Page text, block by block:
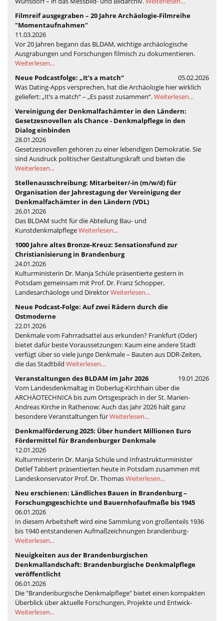
Filmreif ausgegraben – 20 Jahre Archäologie-Filmreihe
"Momentaufnahmen"
11.03.2026
Vor 20 Jahren begann das BLDAM, wichtige archäologische
Ausgrabungen und Forschungen filmisch zu dokumentieren.
Weiterlesen...
Neue Podcastfolge: „It’s a match“
05.02.2026
Was Dating-Apps versprechen, hat die Archäologie hier wirklich
geliefert: „It’s a match“ – „Es passt zusammen“.Weiterlesen...
Vereinigung der Denkmalfachämter in den Ländern:
Gesetzesnovellen als Chance - Denkmalpflege in den
Dialog einbinden
28.01.2026
Gesetzesnovellen gehören zu einer lebendigen Demokratie. Sie
sind Ausdruck politischer Gestaltungskraft und bieten die
Weiterlesen...
Stellenausschreibung: Mitarbeiter/-in (m/w/d) für
Organisation der Jahrestagung der Vereinigung der
Denkmalfachämter in den Ländern (VDL)
26.01.2026
Das BLDAM sucht für die Abteilung Bau- und
KunstdenkmalpflegeWeiterlesen...
1000 Jahre altes Bronze-Kreuz: Sensationsfund zur
Christianisierung in Brandenburg
24.01.2026
Kulturministerin Dr. Manja Schüle präsentierte gestern in
Potsdam gemeinsam mit Prof. Dr. Franz Schopper,
Landesarchäologe und DirektorWeiterlesen...
Neue Podcast-Folge: Auf zwei Rädern durch die
Ostmoderne
22.01.2026
Denkmale vom Fahrradsattel aus erkunden? Frankfurt (Oder)
bietet dafür beste Voraussetzungen: Kaum eine andere Stadt
verfügt über so viele junge Denkmale – Bauten aus DDR-Zeiten,
die das Stadtbild Weiterlesen...
Veranstaltungen des BLDAM im Jahr 2026
19.01.2026
Vom Landesdenkmaltag in Doberlug-Kirchhain über die
ARCHÄOTECHNICA bis zum Ortsgespräch in der St. Marien-
Andreas Kirche in Rathenow: Auch das Jahr 2026 hält ganz
besondere Veranstaltungen fürWeiterlesen...
Denkmalförderung 2025: Über hundert Millionen Euro
Fördermittel für Brandenburger Denkmale
12.01.2026
Kulturministerin Dr. Manja Schüle und Infrastrukturminister
Detlef Tabbert präsentierten heute in Potsdam zusammen mit
Landeskonservator Prof. Dr. ThomasWeiterlesen...
Neu erschienen: Ländliches Bauen in Brandenburg –
Forschungsgeschichte und Bauernhofaufmaße bis 1945
06.01.2026
In diesem Arbeitsheft wird eine Sammlung von großenteils 1936
bis 1940 entstandenen Aufmaßzeichnungen brandenburg-
Weiterlesen...
Neuigkeiten aus der Brandenburgischen
Denkmallandschaft: Brandenburgische Denkmalpflege
veröffentlicht
06.01.2026
Die "Brandenburgische Denkmalpflege" bietet einen kompakten
Überblick über aktuelle Forschungen, Projekte und Entwick-
Weiterlesen...